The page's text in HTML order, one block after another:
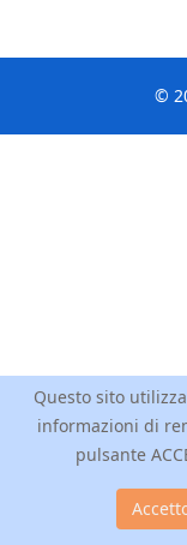
©
Questo sito
informazioni di
pulsante